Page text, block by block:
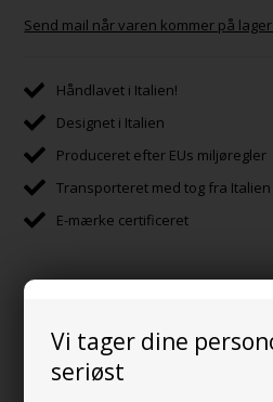
Vi tager dine
seriøst
Send mail når varen kommer på
Håndlavet i Italien!
Designet i Italien
Produceret efter EUs miljøregler
Transporteret med tog fra
E-mærke certificeret
Håndklædetørrer Frames I i børstet